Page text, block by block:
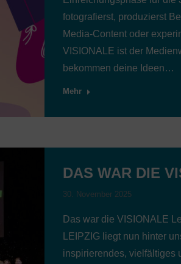
fotografierst, produzierst
Media-Content oder
VISIONALE ist der
bekommen deine Ideen…
Mehr
DAS WAR DIE
30. November 2025
Das war die VISIONALE
LEIPZIG liegt nun hinter
inspirierendes, vielfältiges